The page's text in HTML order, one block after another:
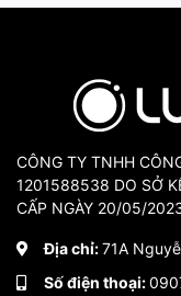
CÔNG TY TNHH
1201588538 DO SỞ
CẤP NGÀY 20/05/
Địa chỉ:71A
Số điện thoại: